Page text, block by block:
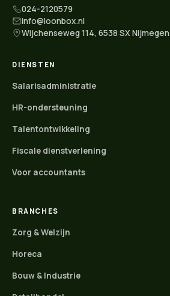
024-2120579
info@loonbox.nl
Wijchenseweg 114, 6538 SX Nijmegen
DIENSTEN
Salarisadministratie
HR-ondersteuning
Talentontwikkeling
Fiscale dienstverlening
Voor accountants
BRANCHES
Zorg & Welzijn
Horeca
Bouw & Industrie